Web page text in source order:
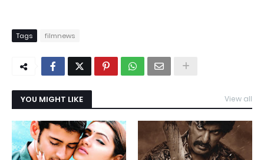
Tags filmnews
YOU MIGHT LIKE View all